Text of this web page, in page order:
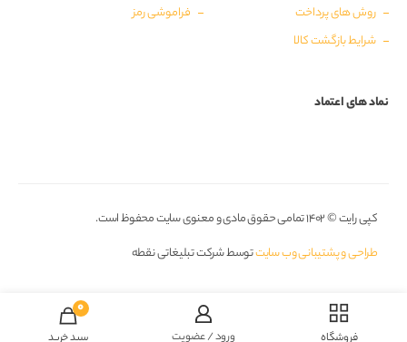
روش های پرداخت
شرایط بازگشت کالا
فراموشی رمز
نماد های اعتماد
کپی رایت © ۱۴۰۲ تمامی حقوق مادی و معنوی سایت محفوظ است.
طراحی و پشتیبانی وب سایتتوسط شرکت تبلیغاتی نقطه
فروشگاه ورود / عضویت
0
سبد خرید